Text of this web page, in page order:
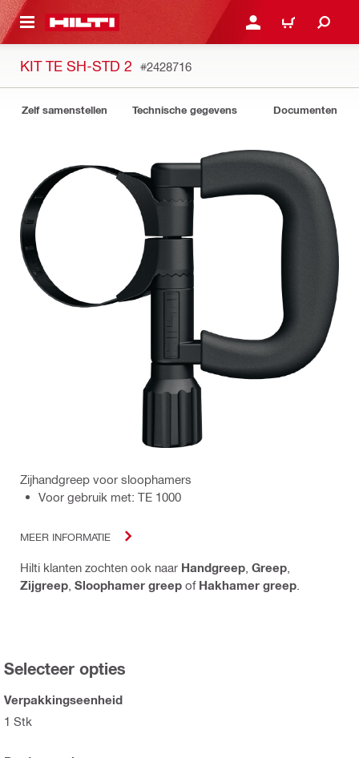
HOOFDINHOUD AANMELDEN OF
WINKELWAGEN
KIT TE SH-STD 2 #2428716
Zelf samenstellen Technische gegevens Documenten
Zijhandgreep voor sloophamers
Voor gebruik met: TE 1000
MEER INFORMATIE
Hilti klanten zochten ook naar Handgreep Greep
Zijgreep Sloophamer greep of Hakhamer greep
Selecteer opties
Verpakkingseenheid
1 Stk